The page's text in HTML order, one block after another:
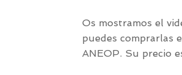
Os mostramos el
puedes comprarlas
ANEOP. Su precio